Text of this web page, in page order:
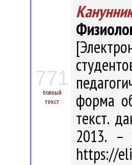
771
полный
текст
форма
текст.
2013. –
https://